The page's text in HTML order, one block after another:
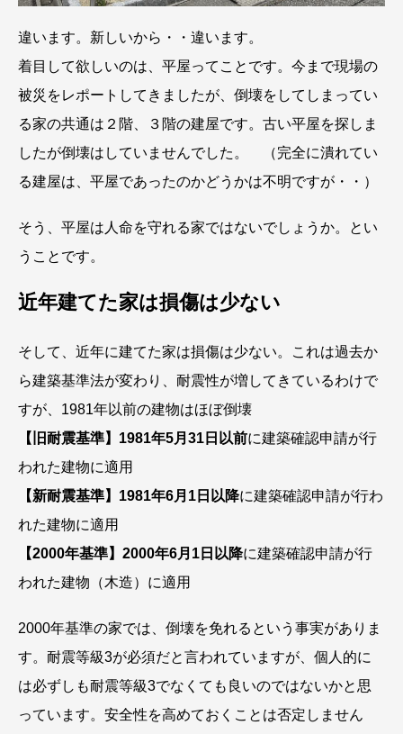
違います。新しいから・・違います。
着目して欲しいのは、平屋ってことです。今まで現場の
被災をレポートしてきましたが、倒壊をしてしまってい
る家の共通は２階、３階の建屋です。古い平屋を探しま
したが倒壊はしていませんでした。 （完全に潰れてい
る建屋は、平屋であったのかどうかは不明ですが・・）
そう、平屋は人命を守れる家ではないでしょうか。とい
うことです。
近年建てた家は損傷は少ない
そして、近年に建てた家は損傷は少ない。これは過去か
ら建築基準法が変わり、耐震性が増してきているわけで
すが、1981年以前の建物はほぼ倒壊
【旧耐震基準】1981年5月31日以前に建築確認申請が行
われた建物に適用
【新耐震基準】1981年6月1日以降に建築確認申請が行わ
れた建物に適用
【2000年基準】2000年6月1日以降に建築確認申請が行
われた建物（木造）に適用
2000年基準の家では、倒壊を免れるという事実がありま
す。耐震等級3が必須だと言われていますが、個人的に
は必ずしも耐震等級3でなくても良いのではないかと思
っています。安全性を高めておくことは否定しません